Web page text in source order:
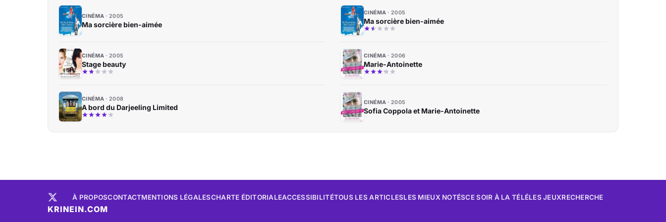
CINÉMA 2005
Ma sorcière bien-aimée
CINÉMA 2005
Ma sorcière bien-aimée
CINÉMA 2005
Stage beauty
CINÉMA 2006
Marie-Antoinette
CINÉMA 2008
A bord du Darjeeling Limited
CINÉMA 2005
Sofia Coppola et Marie-Antoinette
À PROPOSCONTACTMENTIONS LÉGALESCHARTE ÉDITORIALEACCESSIBILITÉTOUS LES ARTICLESLES MIEUX NOTÉSCE SOIR À LA TÉLÉLES JEUXRECHERCHE
KRINEIN.COM